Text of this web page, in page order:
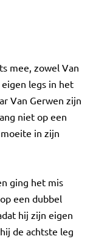
mee, zowel Van
legs in het
Van Gerwen zijn
niet op een
in zijn
ging het mis
een dubbel
hij zijn eigen
de achtste leg